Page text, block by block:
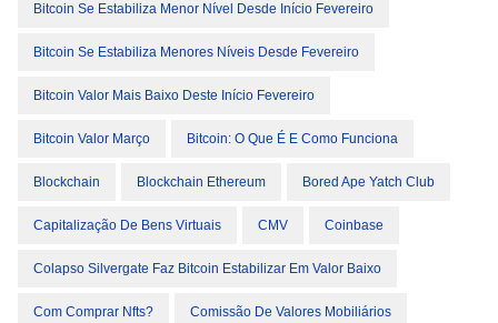
Bitcoin Se Estabiliza Menor Nível Desde Início Fevereiro
Bitcoin Se Estabiliza Menores Níveis Desde Fevereiro
Bitcoin Valor Mais Baixo Deste Início Fevereiro
Bitcoin Valor Março Bitcoin: O Que É E Como Funciona
Blockchain Blockchain Ethereum Bored Ape Yatch Club
Capitalização De Bens Virtuais CMV Coinbase
Colapso Silvergate Faz Bitcoin Estabilizar Em Valor Baixo
Com Comprar Nfts? Comissão De Valores Mobiliários